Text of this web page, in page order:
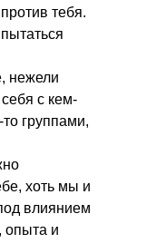
тебя.
нежели
с кем-
группами,
хоть мы и
влиянием
опыта и